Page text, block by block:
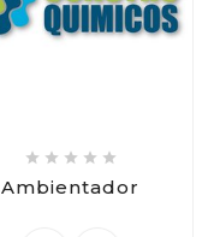
    
Ambientador